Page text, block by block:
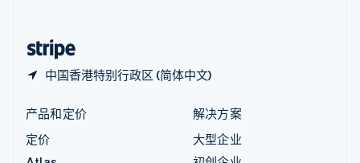
中国香港特别行政区 (简体中文)
产品和定价
定价
解决方案
大型企业